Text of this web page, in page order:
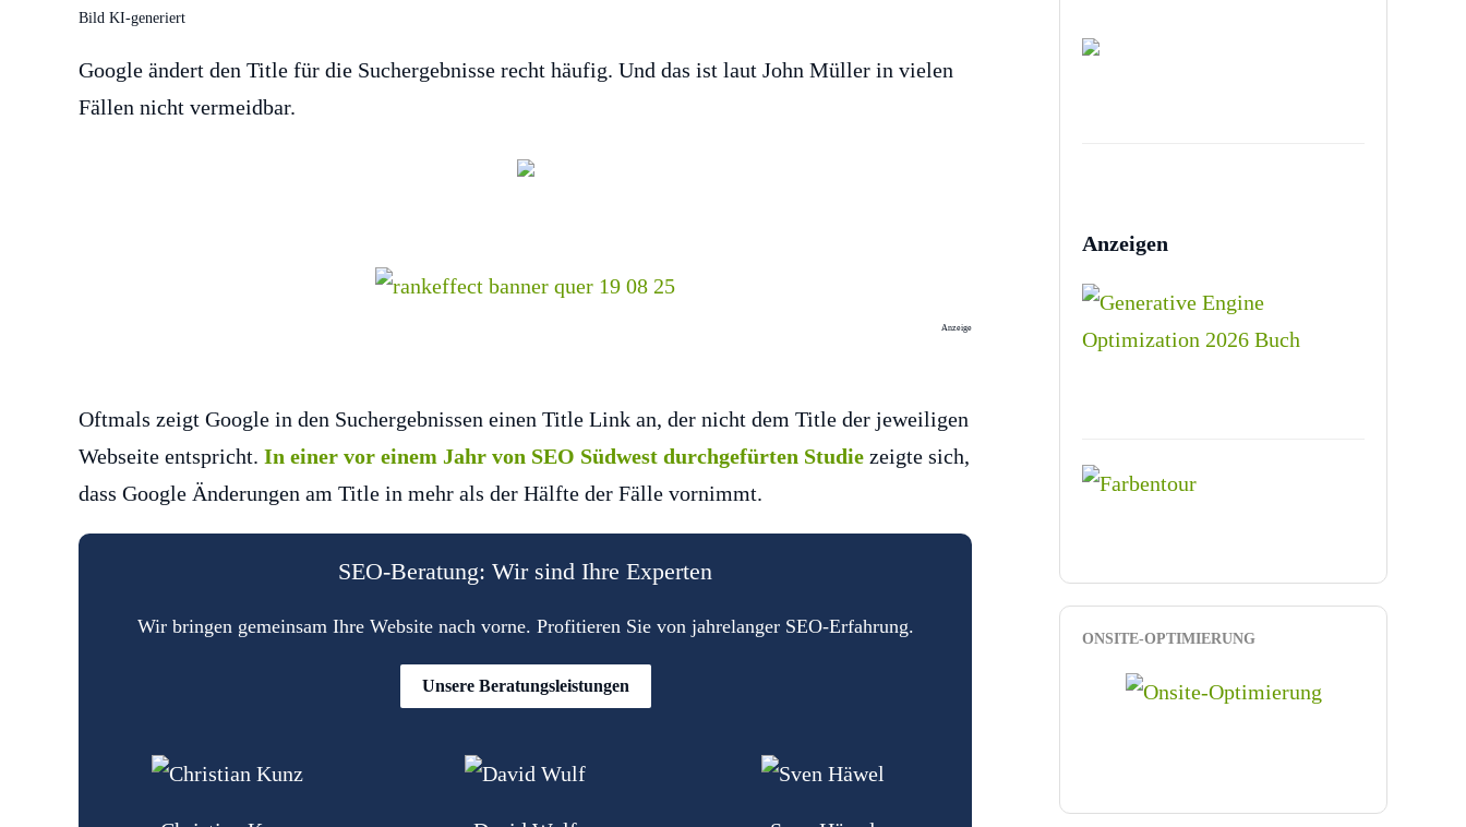
Bild KI-generiert
Google ändert den Title für die Suchergebnisse recht häufig. Und das ist laut John Müller in vielen
Fällen nicht vermeidbar.
Anzeige
Oftmals zeigt Google in den Suchergebnissen einen Title Link an, der nicht dem Title der jeweiligen
Webseite entspricht. In einer vor einem Jahr von SEO Südwest durchgefürten Studie zeigte sich,
dass Google Änderungen am Title in mehr als der Hälfte der Fälle vornimmt.
SEO-Beratung: Wir sind Ihre Experten
Wir bringen gemeinsam Ihre Website nach vorne. Profitieren Sie von jahrelanger SEO-Erfahrung.
Unsere Beratungsleistungen
Anzeigen
ONSITE-OPTIMIERUNG